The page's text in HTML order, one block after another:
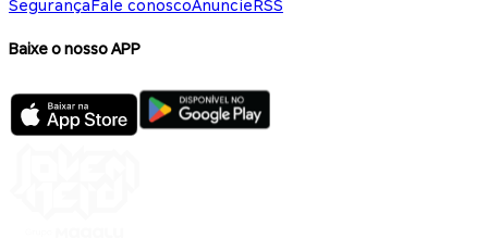
SegurançaFale conoscoAnuncieRSS
Baixe o nosso APP